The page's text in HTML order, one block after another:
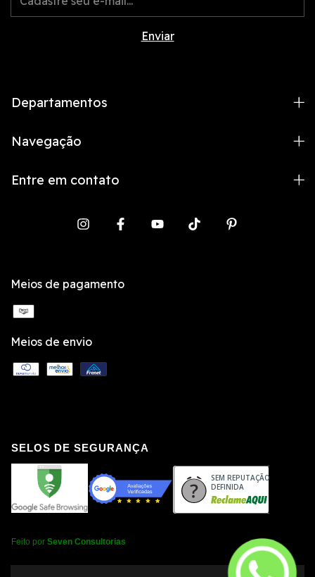
Departamentos
Navegação
Entre em contato
Meios de pagamento
Meios de envio
SELOS DE SEGURANÇA
SEM REPUTAÇÃO
DEFINIDA
Feito por Seven Consultorias